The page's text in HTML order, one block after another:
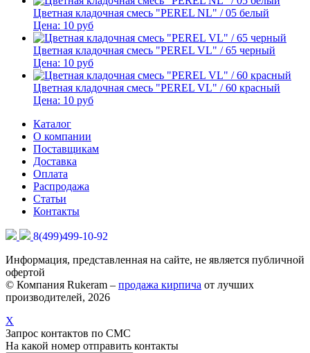
Цветная кладочная смесь "PEREL NL" / 05 белый
Цена: 10 руб
Цветная кладочная смесь "PEREL VL" / 65 черный
Цена: 10 руб
Цветная кладочная смесь "PEREL VL" / 60 красный
Цена: 10 руб
Каталог
О компании
Поставщикам
Доставка
Оплата
Распродажа
Статьи
Контакты
8(499)499-10-92
Информация, представленная на сайте, не является публичной
офертой
© Компания Rukeram – продажа кирпича от лучших
производителей, 2026
X
Запрос контактов по СМС
На какой номер отправить контакты